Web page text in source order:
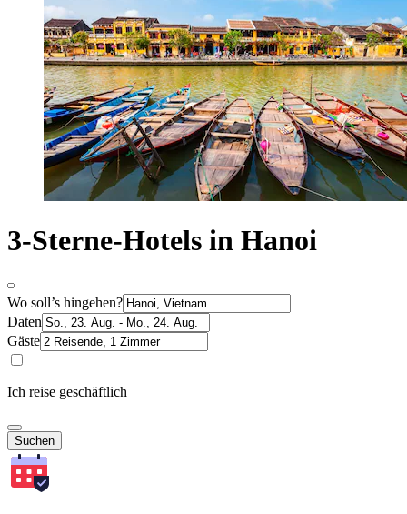
3-Sterne-Hotels in Hanoi
Wo soll’s hingehen?
Daten
Gäste
Ich reise geschäftlich
Suchen